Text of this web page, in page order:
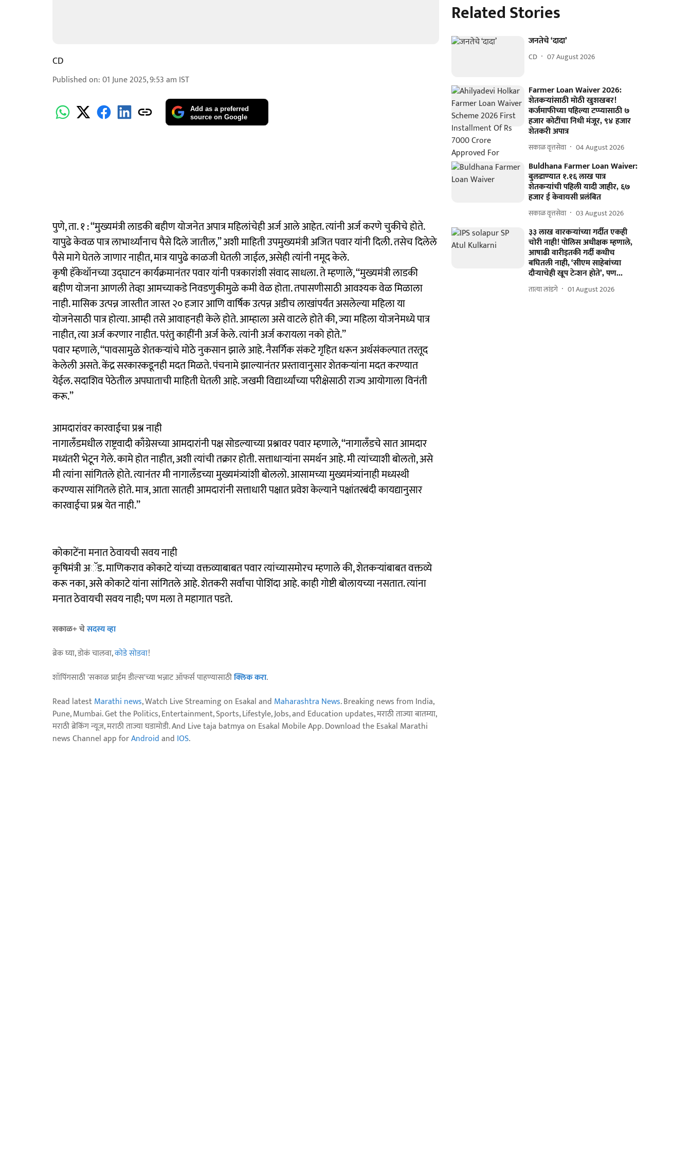
CD
Published on:01 June 2025, 9:53 am IST
Add as a preferred
source on Google
पुणे, ता. १ : ‘‘मुख्यमंत्री लाडकी बहीण योजनेत अपात्र महिलांचेही अर्ज आले आहेत. त्यांनी अर्ज करणे चुकीचे होते.
यापुढे केवळ पात्र लाभार्थ्यांनाच पैसे दिले जातील,’’ अशी माहिती उपमुख्यमंत्री अजित पवार यांनी दिली. तसेच दिलेले
पैसे मागे घेतले जाणार नाहीत, मात्र यापुढे काळजी घेतली जाईल, असेही त्यांनी नमूद केले.
कृषी हॅकेथॉनच्या उद्‍घाटन कार्यक्रमानंतर पवार यांनी पत्रकारांशी संवाद साधला. ते म्हणाले, ‘‘मुख्यमंत्री लाडकी
बहीण योजना आणली तेव्हा आमच्याकडे निवडणुकीमुळे कमी वेळ होता. तपासणीसाठी आवश्यक वेळ मिळाला
नाही. मासिक उत्पन्न जास्तीत जास्त २० हजार आणि वार्षिक उत्पन्न अडीच लाखांपर्यंत असलेल्या महिला या
योजनेसाठी पात्र होत्या. आम्ही तसे आवाहनही केले होते. आम्हाला असे वाटले होते की, ज्या महिला योजनेमध्ये पात्र
नाहीत, त्या अर्ज करणार नाहीत. परंतु काहींनी अर्ज केले. त्यांनी अर्ज करायला नको होते.’’
पवार म्हणाले, ‘‘पावसामुळे शेतकऱ्यांचे मोठे नुकसान झाले आहे. नैसर्गिक संकटे गृहित धरून अर्थसंकल्पात तरतूद
केलेली असते. केंद्र सरकारकडूनही मदत मिळते. पंचनामे झाल्यानंतर प्रस्तावानुसार शेतकऱ्यांना मदत करण्यात
येईल. सदाशिव पेठेतील अपघाताची माहिती घेतली आहे. जखमी विद्यार्थ्यांच्या परीक्षेसाठी राज्य आयोगाला विनंती
करू.’’
आमदारांवर कारवाईचा प्रश्न नाही
नागालॅंडमधील राष्ट्रवादी काँग्रेसच्या आमदारांनी पक्ष सोडल्याच्या प्रश्नावर पवार म्हणाले, ‘‘नागालँडचे सात आमदार
मध्यंतरी भेटून गेले. कामे होत नाहीत, अशी त्यांची तक्रार होती. सत्ताधाऱ्यांना समर्थन आहे. मी त्यांच्याशी बोलतो, असे
मी त्यांना सांगितले होते. त्यानंतर मी नागालँडच्या मुख्यमंत्र्यांशी बोललो. आसामच्या मुख्यमंत्र्यांनाही मध्यस्थी
करण्यास सांगितले होते. मात्र, आता सातही आमदारांनी सत्ताधारी पक्षात प्रवेश केल्याने पक्षांतरबंदी कायद्यानुसार
कारवाईचा प्रश्न येत नाही.’’
कोकाटेंना मनात ठेवायची सवय नाही
कृषिमंत्री अॅड. माणिकराव कोकाटे यांच्या वक्तव्याबाबत पवार त्यांच्यासमोरच म्हणाले की, शेतकऱ्यांबाबत वक्तव्ये
करू नका, असे कोकाटे यांना सांगितले आहे. शेतकरी सर्वांचा पोशिंदा आहे. काही गोष्टी बोलायच्या नसतात. त्यांना
मनात ठेवायची सवय नाही; पण मला ते महागात पडते.
सकाळ+ चेसदस्य व्हा
ब्रेक घ्या, डोकं चालवा,कोडे सोडवा!
शॉपिंगसाठी 'सकाळ प्राईम डील्स'च्या भन्नाट ऑफर्स पाहण्यासाठीक्लिक करा.
Read latestMarathi news, Watch Live Streaming on Esakal and Maharashtra News. Breaking news from India,
Pune, Mumbai. Get the Politics, Entertainment, Sports, Lifestyle, Jobs, and Education updates, मराठी ताज्या बातम्या,
मराठी ब्रेकिंग न्यूज, मराठी ताज्या घडामोडी. And Live taja batmya on Esakal Mobile App. Download the Esakal Marathi
news Channel app forAndroidand IOS.
Related Stories
जनतेचे ‘दादा’
CD 07 August 2026
Farmer Loan Waiver 2026:
शेतकऱ्यांसाठी मोठी खुशखबर!
कर्जमाफीच्या पहिल्या टप्प्यासाठी ७
हजार कोटींचा निधी मंजूर, ९४ हजार
शेतकरी अपात्र
सकाळ वृत्तसेवा 04 August 2026
Buldhana Farmer Loan Waiver:
बुलडाण्यात १.१६ लाख पात्र
शेतकऱ्यांची पहिली यादी जाहीर, ६७
हजार ई केवायसी प्रलंबित
सकाळ वृत्तसेवा 03 August 2026
३३ लाख वारकऱ्यांच्या गर्दीत एकही
चोरी नाही! पोलिस अधीक्षक म्हणाले,
आषाढी वारीइतकी गर्दी कधीच
बघितली नाही, ‘सीएम साहेबांच्या
दौऱ्याचेही खूप टेन्शन होते’, पण...
तात्या लांडगे 01 August 2026